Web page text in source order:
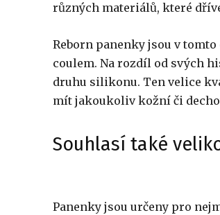
různých materiálů, které
Reborn panenky jsou v
coulem. Na rozdíl od svých
druhu silikonu. Ten velice
mít jakoukoliv kožní či
Souhlasí také
Panenky jsou určeny pro